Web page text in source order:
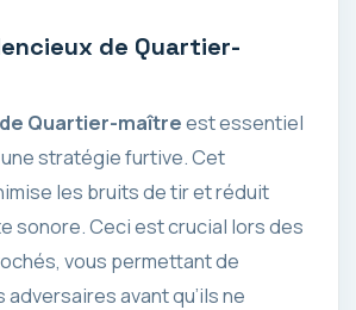
de Quartier-
Quartier-maîtreest essentiel
stratégie furtive. Cet
les bruits de tir et réduit
sonore. Ceci est crucial lors des
vous permettant de
avant qu’ils ne